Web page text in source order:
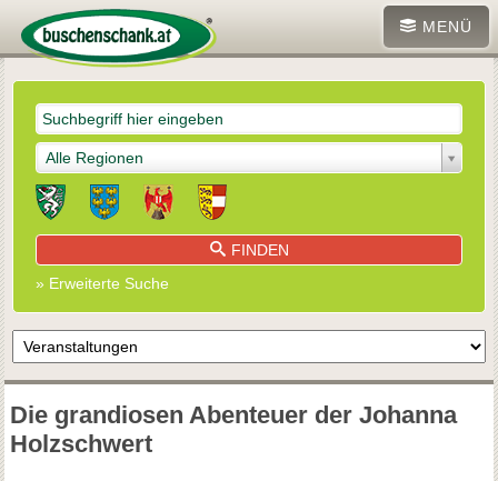
MENÜ
Alle Regionen
FINDEN
» Erweiterte Suche
Die grandiosen Abenteuer der Johanna
Holzschwert